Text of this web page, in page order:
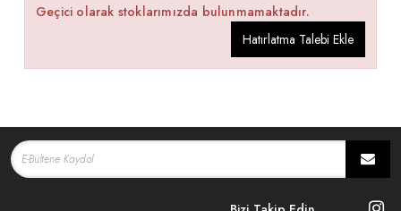
Geçici olarak stoklarımızda bulunmamaktadır.
Hatırlatma Talebi Ekle